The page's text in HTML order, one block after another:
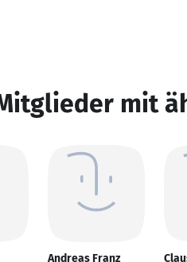
mit
Andreas Franz